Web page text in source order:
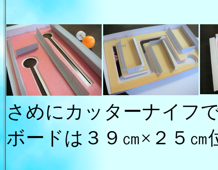
さめにカッターナイフ
ボードは３９㎝×２５㎝